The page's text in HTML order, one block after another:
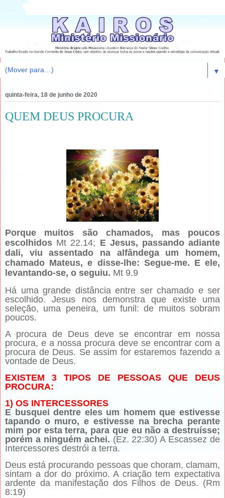
▼
quinta-feira, 18 de junho de 2020
QUEM DEUS PROCURA
Porque muitos são chamados, mas poucos
escolhidos Mt 22.14; E Jesus, passando adiante
dali, viu assentado na alfândega um homem,
chamado Mateus, e disse-lhe: Segue-me. E ele,
levantando-se, o seguiu. Mt 9.9
Há uma grande distância entre ser chamado e ser
escolhido. Jesus nos demonstra que existe uma
seleção, uma peneira, um funil: de muitos sobram
poucos.
A procura de Deus deve se encontrar em nossa
procura, e a nossa procura deve se encontrar com a
procura de Deus. Se assim for estaremos fazendo a
vontade de Deus.
EXISTEM 3 TIPOS DE PESSOAS QUE DEUS
PROCURA:
1) OS INTERCESSORES
E busquei dentre eles um homem que estivesse
tapando o muro, e estivesse na brecha perante
mim por esta terra, para que eu não a destruísse;
porém a ninguém achei. (Ez. 22:30) A Escassez de
Intercessores destrói a terra.
Deus está procurando pessoas que choram, clamam,
sintam a dor do próximo. A criação tem expectativa
ardente da manifestação dos Filhos de Deus. (Rm
8:19)